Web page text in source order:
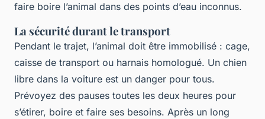
faire boire l’animal dans des points d’eau inconnus.
La sécurité durant le transport
Pendant le trajet, l’animal doit être immobilisé : cage,
caisse de transport ou harnais homologué. Un chien
libre dans la voiture est un danger pour tous.
Prévoyez des pauses toutes les deux heures pour
s’étirer, boire et faire ses besoins. Après un long